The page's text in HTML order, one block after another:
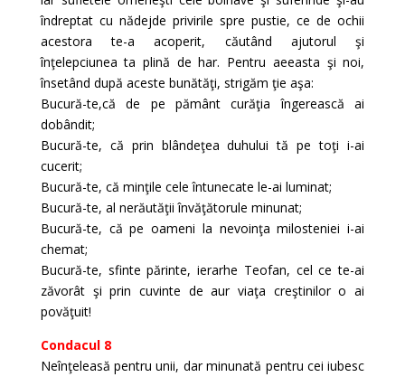
îndreptat cu nădejde privirile spre pustie, ce de ochii
acestora te-a acoperit, căutând ajutorul şi
înţelepciunea ta plină de har. Pentru aeeasta şi noi,
însetând după aceste bunătăţi, strigăm ţie aşa:
Bucură-te,că de pe pământ curăţia îngerească ai
dobândit;
Bucură-te, că prin blândeţea duhului tă pe toţi i-ai
cucerit;
Bucură-te, că minţile cele întunecate le-ai luminat;
Bucură-te, al nerăutăţii învăţătorule minunat;
Bucură-te, că pe oameni la nevoinţa milosteniei i-ai
chemat;
Bucură-te, sfinte părinte, ierarhe Teofan, cel ce te-ai
zăvorât şi prin cuvinte de aur viaţa creştinilor o ai
povăţuit!
Condacul 8
Neînţeleasă pentru unii, dar minunată pentru cei iubesc